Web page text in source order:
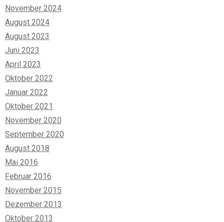
November 2024
August 2024
August 2023
Juni 2023
April 2023
Oktober 2022
Januar 2022
Oktober 2021
November 2020
September 2020
August 2018
Mai 2016
Februar 2016
November 2015
Dezember 2013
Oktober 2013